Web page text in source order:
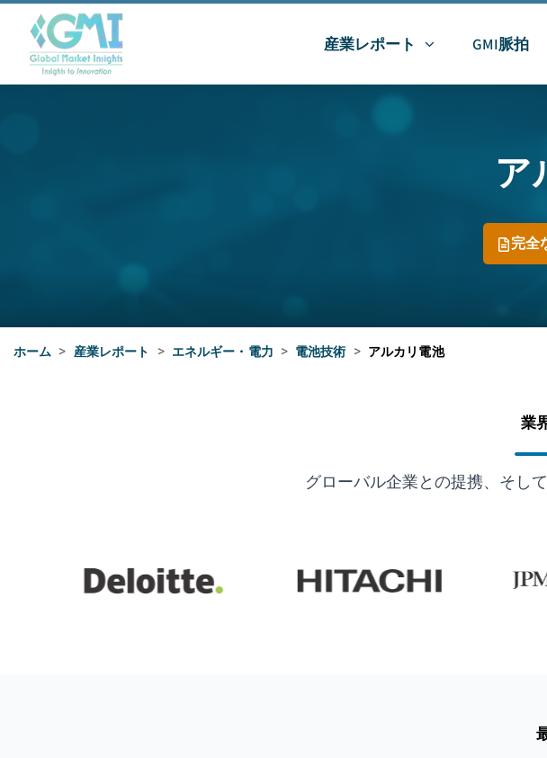
産業レポート GMI脈拍
ア
完全
ホーム > 産業レポート > エネルギー・電力 > 電池技術 > アルカリ電池
業
グローバル企業との提携、そし